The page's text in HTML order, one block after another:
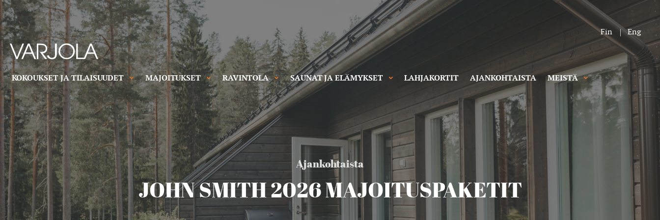
Skip
to
content
Fin Eng
Varjolan
tila
Talo
täynnä
vanhanajan
vieraanvaraisuutta
KOKOUKSET JA TILAISUUDET MAJOITUKSET RAVINTOLA SAUNAT JA ELÄMYKSET LAHJAKORTIT AJANKOHTAISTA MEISTÄ
Ajankohtaista
JOHN SMITH 2026 MAJOITUSPAKETIT